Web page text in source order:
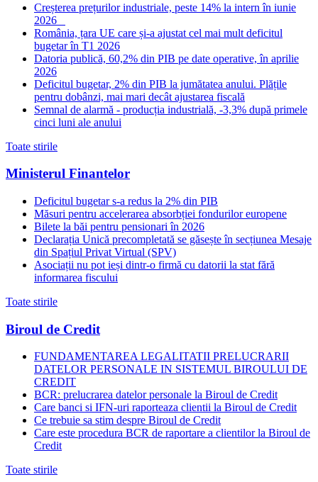
Creșterea prețurilor industriale, peste 14% la intern în iunie
2026
România, țara UE care și-a ajustat cel mai mult deficitul
bugetar în T1 2026
Datoria publică, 60,2% din PIB pe date operative, în aprilie
2026
Deficitul bugetar, 2% din PIB la jumătatea anului. Plățile
pentru dobânzi, mai mari decât ajustarea fiscală
Semnal de alarmă - producția industrială, -3,3% după primele
cinci luni ale anului
Toate stirile
Ministerul Finantelor
Deficitul bugetar s-a redus la 2% din PIB
Măsuri pentru accelerarea absorbției fondurilor europene
Bilete la băi pentru pensionari în 2026
Declarația Unică precompletată se găsește în secțiunea Mesaje
din Spațiul Privat Virtual (SPV)
Asociații nu pot ieși dintr-o firmă cu datorii la stat fără
informarea fiscului
Toate stirile
Biroul de Credit
FUNDAMENTAREA LEGALITATII PRELUCRARII
DATELOR PERSONALE IN SISTEMUL BIROULUI DE
CREDIT
BCR: prelucrarea datelor personale la Biroul de Credit
Care banci si IFN-uri raporteaza clientii la Biroul de Credit
Ce trebuie sa stim despre Biroul de Credit
Care este procedura BCR de raportare a clientilor la Biroul de
Credit
Toate stirile